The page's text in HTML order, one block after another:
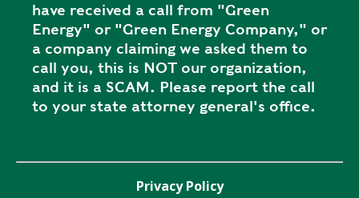
have received a call from "Green
Energy" or "Green Energy Company," or
a company claiming we asked them to
call you, this is NOT our organization,
and it is a SCAM. Please report the call
to your state attorney general's office.
Privacy Policy